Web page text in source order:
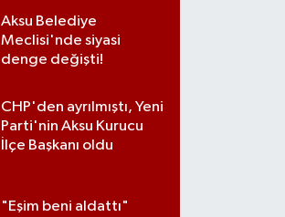
Aksu Belediye
Meclisi'nde siyasi
denge değişti!
CHP'den ayrılmıştı, Yeni
Parti'nin Aksu Kurucu
İlçe Başkanı oldu
"Eşim beni aldattı"